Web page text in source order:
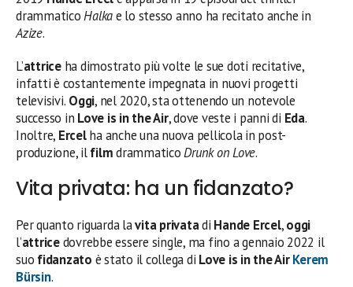
drammaticoHalkae lo stesso anno ha recitato anche in
Azize.
L’attriceha dimostrato più volte le sue doti recitative,
infatti è costantemente impegnata in nuovi progetti
televisivi. Oggi, nel 2020, sta ottenendo un notevole
successo in Love is in the Air, dove veste i panni di Eda.
Inoltre, Ercelha anche una nuova pellicola in post-
produzione, ilfilmdrammaticoDrunk on Love.
Vita privata: ha un fidanzato?
Per quanto riguarda lavita privatadi Hande Ercel,oggi
l’attricedovrebbe essere single, ma fino a gennaio 2022 il
suo fidanzato è stato il collega di Love is in the AirKerem
Bürsin.